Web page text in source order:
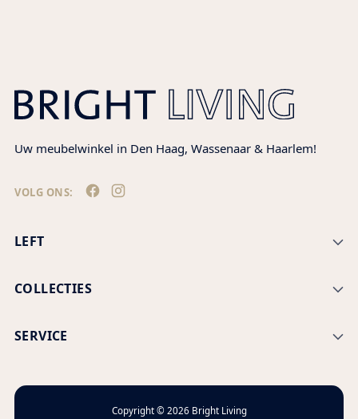
Uw meubelwinkel in Den Haag, Wassenaar & Haarlem!
VOLG ONS:
LEFT
COLLECTIES
SERVICE
Copyright © 2026 Bright Living